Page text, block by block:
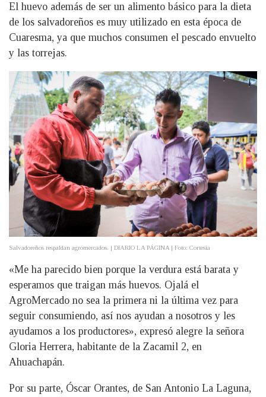
El huevo además de ser un alimento básico para la dieta
de los salvadoreños es muy utilizado en esta época de
Cuaresma, ya que muchos consumen el pescado envuelto
y las torrejas.
Salvadoreños respaldan agromercados. | DIARIO LA PÁGINA | Foto: Cortesía
«Me ha parecido bien porque la verdura está barata y
esperamos que traigan más huevos. Ojalá el
AgroMercado no sea la primera ni la última vez para
seguir consumiendo, así nos ayudan a nosotros y les
ayudamos a los productores», expresó alegre la señora
Gloria Herrera, habitante de la Zacamil 2, en
Ahuachapán.
Por su parte, Óscar Orantes, de San Antonio La Laguna,